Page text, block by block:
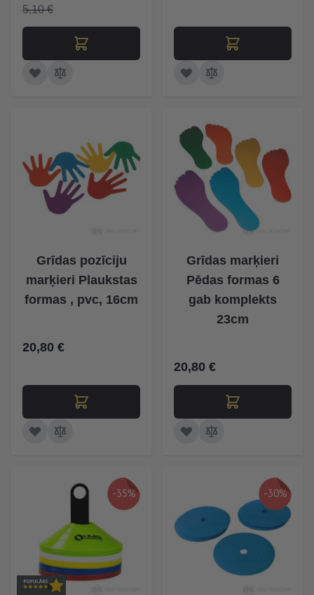
5,10 €
Grīdas pozīciju
marķieri Plaukstas
formas , pvc, 16cm
20,80 €
Grīdas marķieri
Pēdas formas 6
gab komplekts
23cm
20,80 €
-35% -30%